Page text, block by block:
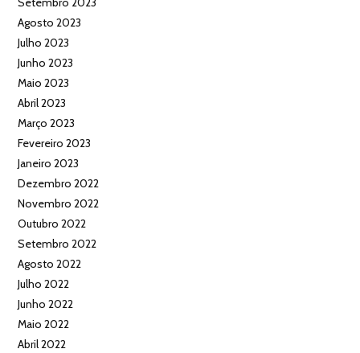
Agosto 2023
Julho 2023
Junho 2023
Maio 2023
Abril 2023
Março 2023
Fevereiro 2023
Janeiro 2023
Dezembro 2022
Novembro 2022
Outubro 2022
Setembro 2022
Agosto 2022
Julho 2022
Junho 2022
Maio 2022
Abril 2022